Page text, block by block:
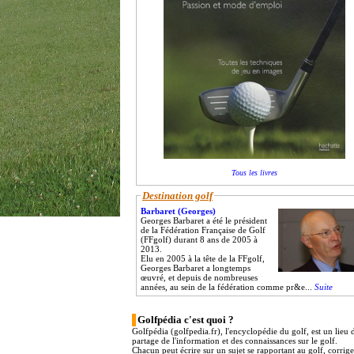
Tous les livres
Destination golf
Barbaret (Georges)
Georges Barbaret a été le président
de la Fédération Française de Golf
(FFgolf) durant 8 ans de 2005 à
2013.
Elu en 2005 à la tête de la FFgolf,
Georges Barbaret a longtemps
œuvré, et depuis de nombreuses
années, au sein de la fédération comme pr&e... Suite
Golfpédia c'est quoi ?
Golfpédia (golfpedia.fr), l'encyclopédie du golf, est un lieu
partage de l'information et des connaissances sur le golf.
Chacun peut écrire sur un sujet se rapportant au golf,